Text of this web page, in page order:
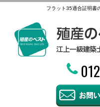
フラット35適合証明書